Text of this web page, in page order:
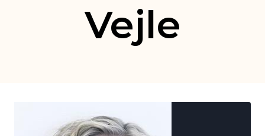
Vejle